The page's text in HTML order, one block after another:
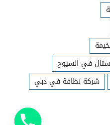
في السيوح
شركة نظافة في دبي